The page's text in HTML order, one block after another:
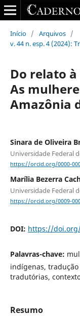
Início / Arquivos /
v. 44 n. esp. 4 (2024):
Do relato
As
Amazônia
Sinara de Oliveira
Universidade Federal
https://orcid.org/0000-
Marília Bezerra
Universidade Federal
https://orcid.org/0009-
DOI: https://doi.org/
Palavras-chave:
indígenas,
tradutórias,
Resumo